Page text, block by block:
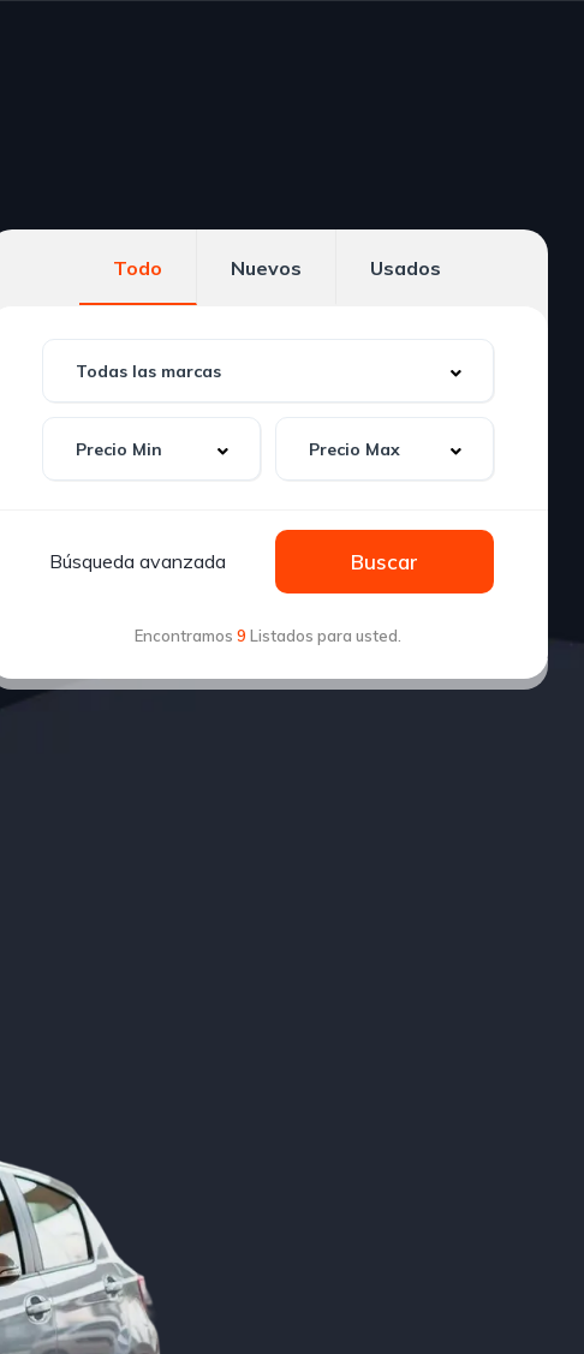
Todo Nuevos Usados
Búsqueda avanzada Buscar
Encontramos 9 Listados para usted.